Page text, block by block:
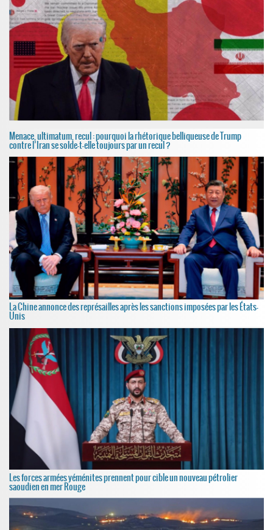
Menace, ultimatum, recul : pourquoi la rhétorique belliqueuse de Trump
contre l’Iran se solde-t-elle toujours par un recul ?
La Chine annonce des représailles après les sanctions imposées par les États-
Unis
Les forces armées yéménites prennent pour cible un nouveau pétrolier
saoudien en mer Rouge